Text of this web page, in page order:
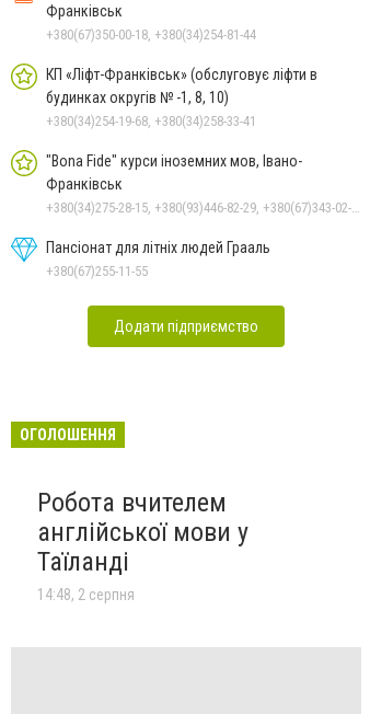
Франківськ
+380(67)350-00-18, +380(34)254-81-44
КП «Ліфт-Франківськ» (обслуговує ліфти в
будинках округів № -1, 8, 10)
+380(34)254-19-68, +380(34)258-33-41
"Bona Fide" курси іноземних мов, Івано-
Франківськ
Пансіонат для літніх людей Грааль
+380(67)255-11-55
Додати підприємство
ОГОЛОШЕННЯ
Робота вчителем
англійської мови у
Таїланді
14:48, 2 серпня